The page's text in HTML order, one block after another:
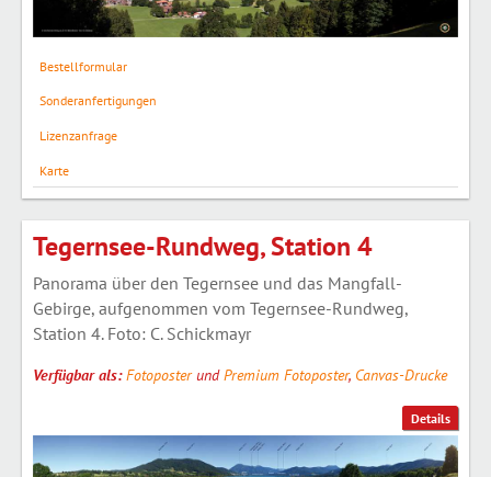
Bestellformular
Sonderanfertigungen
Lizenzanfrage
Karte
Details
Tegernsee-Rundweg, Station 4
Panorama über den Tegernsee und das Mangfall-
Gebirge, aufgenommen vom Tegernsee-Rundweg,
Station 4. Foto: C. Schickmayr
Verfügbar als:FotoposterundPremium Fotoposter, Canvas-Drucke